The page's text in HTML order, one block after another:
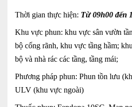
Thời gian thực hiện: Từ 09h00 đến
Khu vực phun: khu vực sân vườn
bộ cống rãnh, khu vực tầng hầm;
bộ và nhà rác các tầng, tầng mái;
Phương pháp phun: Phun tồn lưu
ULV (khu vực ngoài)